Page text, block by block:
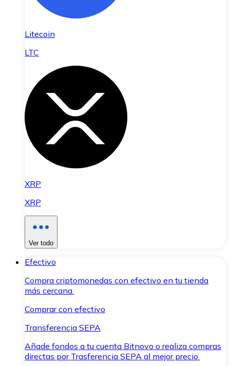
Litecoin
LTC
XRP
XRP
Ver todo
Efectivo
Compra criptomonedas con efectivo en tu tienda
más cercana.
Comprar con efectivo
Transferencia SEPA
Añade fondos a tu cuenta Bitnovo o realiza compras
directas por Trasferencia SEPA al mejor precio.